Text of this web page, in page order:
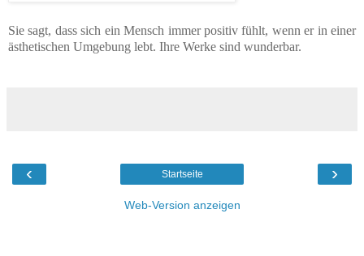
Sie sagt, dass sich ein Mensch immer positiv fühlt, wenn er in einer
ästhetischen Umgebung lebt. Ihre Werke sind wunderbar.
‹ ›
Startseite
Web-Version anzeigen